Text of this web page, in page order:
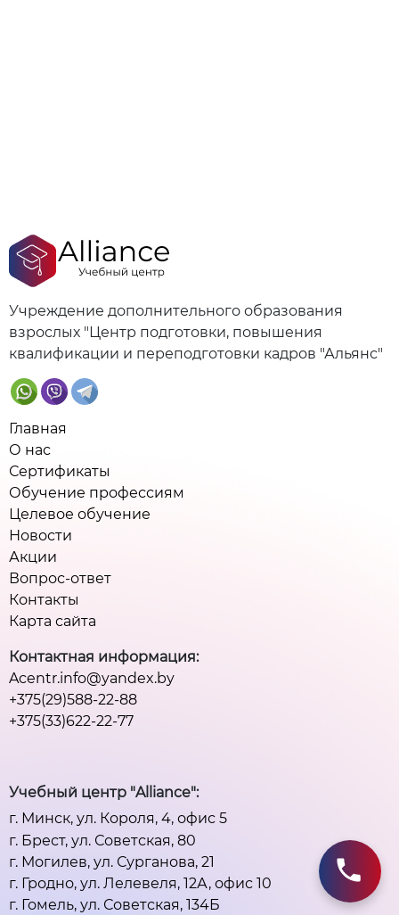
Учреждение дополнительного образования
взрослых "Центр подготовки, повышения
квалификации и переподготовки кадров "Альянс"
Главная
О нас
Сертификаты
Обучение профессиям
Целевое обучение
Новости
Акции
Вопрос-ответ
Контакты
Карта сайта
Контактная информация:
Acentr.info@yandex.by
+375(29)588-22-88
+375(33)622-22-77
Учебный центр "Alliance":
г. Минск, ул. Короля, 4, офис 5
г. Брест, ул. Советская, 80
г. Могилев, ул. Сурганова, 21
г. Гродно, ул. Лелевеля, 12А, офис 10
г. Гомель, ул. Советская, 134Б